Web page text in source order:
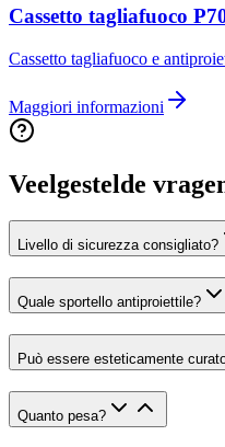
Cassetto tagliafuoco
Cassetto tagliafuoco e
Maggiori informazioni
Veelgestelde
Livello di sicurezza consigliato?
Quale sportello antiproiettile?
Può essere esteticamente
Quanto pesa?